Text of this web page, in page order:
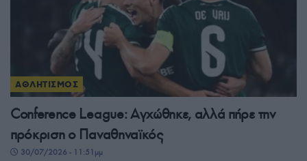
ΑΘΛΗΤΙΣΜΟΣ
Conference League: Αγχώθηκε, αλλά πήρε την
πρόκριση ο Παναθηναϊκός
30/07/2026 - 11:51μμ